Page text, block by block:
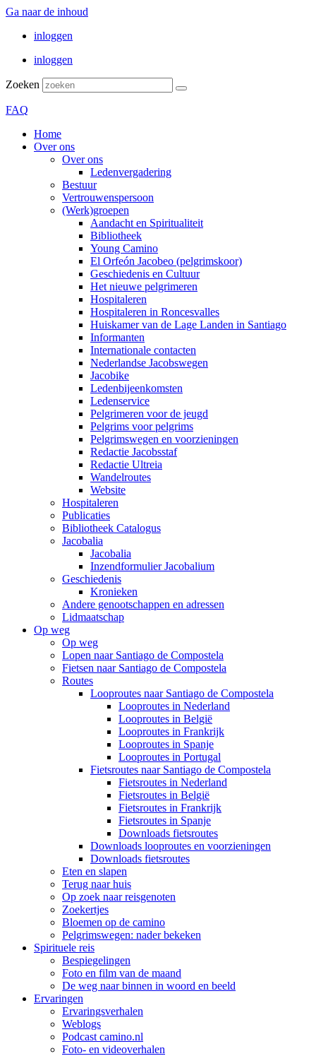
Ga naar de inhoud
inloggen
inloggen
Zoeken
FAQ
Home
Over ons
Over ons
Ledenvergadering
Bestuur
Vertrouwenspersoon
(Werk)groepen
Aandacht en Spiritualiteit
Bibliotheek
Young Camino
El Orfeón Jacobeo (pelgrimskoor)
Geschiedenis en Cultuur
Het nieuwe pelgrimeren
Hospitaleren
Hospitaleren in Roncesvalles
Huiskamer van de Lage Landen in Santiago
Informanten
Internationale contacten
Nederlandse Jacobswegen
Jacobike
Ledenbijeenkomsten
Ledenservice
Pelgrimeren voor de jeugd
Pelgrims voor pelgrims
Pelgrimswegen en voorzieningen
Redactie Jacobsstaf
Redactie Ultreia
Wandelroutes
Website
Hospitaleren
Publicaties
Bibliotheek Catalogus
Jacobalia
Jacobalia
Inzendformulier Jacobalium
Geschiedenis
Kronieken
Andere genootschappen en adressen
Lidmaatschap
Op weg
Op weg
Lopen naar Santiago de Compostela
Fietsen naar Santiago de Compostela
Routes
Looproutes naar Santiago de Compostela
Looproutes in Nederland
Looproutes in België
Looproutes in Frankrijk
Looproutes in Spanje
Looproutes in Portugal
Fietsroutes naar Santiago de Compostela
Fietsroutes in Nederland
Fietsroutes in België
Fietsroutes in Frankrijk
Fietsroutes in Spanje
Downloads fietsroutes
Downloads looproutes en voorzieningen
Downloads fietsroutes
Eten en slapen
Terug naar huis
Op zoek naar reisgenoten
Zoekertjes
Bloemen op de camino
Pelgrimswegen: nader bekeken
Spirituele reis
Bespiegelingen
Foto en film van de maand
De weg naar binnen in woord en beeld
Ervaringen
Ervaringsverhalen
Weblogs
Podcast camino.nl
Foto- en videoverhalen